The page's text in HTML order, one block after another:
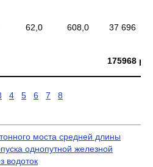
62,0 608,0 37 696
175968 р.
4 5 6 7 8
моста средней длины
однопутной железной
водоток